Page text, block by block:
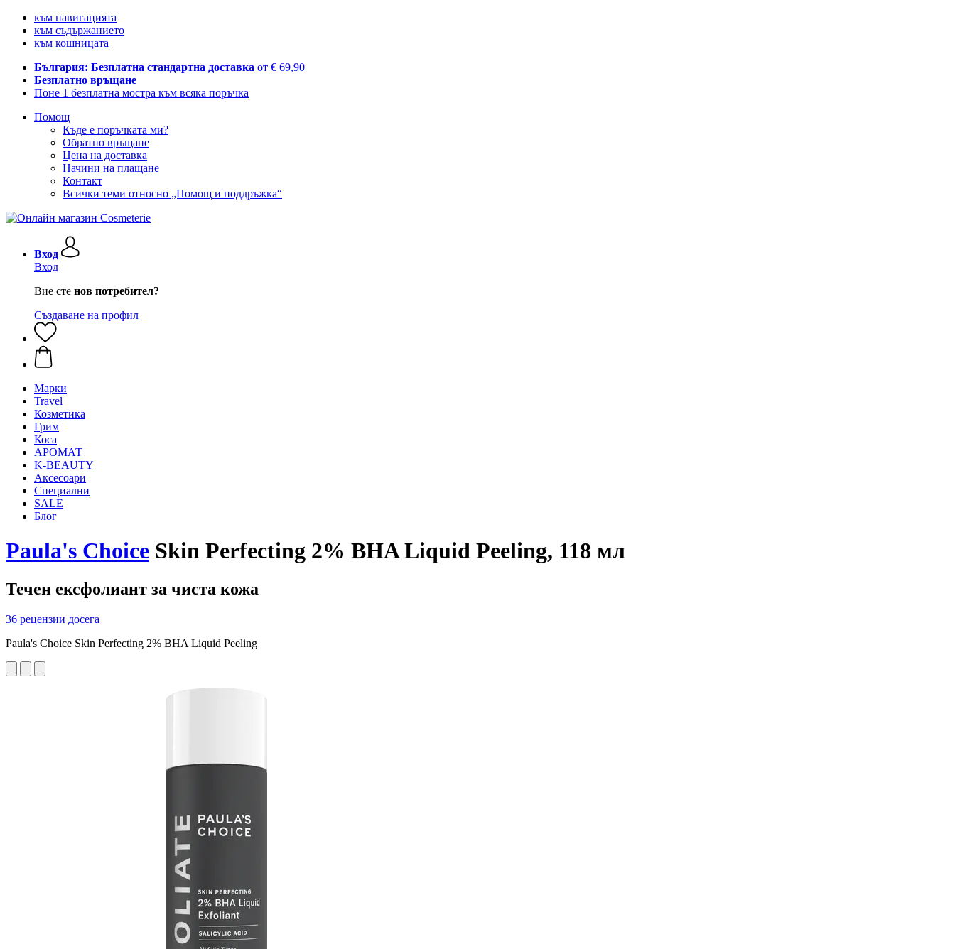
към навигацията
към съдържанието
към кошницата
България: Безплатна стандартна доставка от € 69,90
Безплатно връщане
Поне 1 безплатна мостра към всяка поръчка
Помощ
Къде е поръчката ми?
Обратно връщане
Цена на доставка
Начини на плащане
Контакт
Всички теми относно „Помощ и поддръжка“
Вход
Вход
Вие сте нов потребител?
Създаване на профил
Mарки
Travel
Козметика
Грим
Коса
АРОМАТ
K-BEAUTY
Аксесоари
Специални
SALE
Блог
Paula's Choice Skin Perfecting 2% BHA Liquid Peeling, 118 мл
Течен ексфолиант за чиста кожа
36 рецензии досега
Paula's Choice Skin Perfecting 2% BHA Liquid Peeling